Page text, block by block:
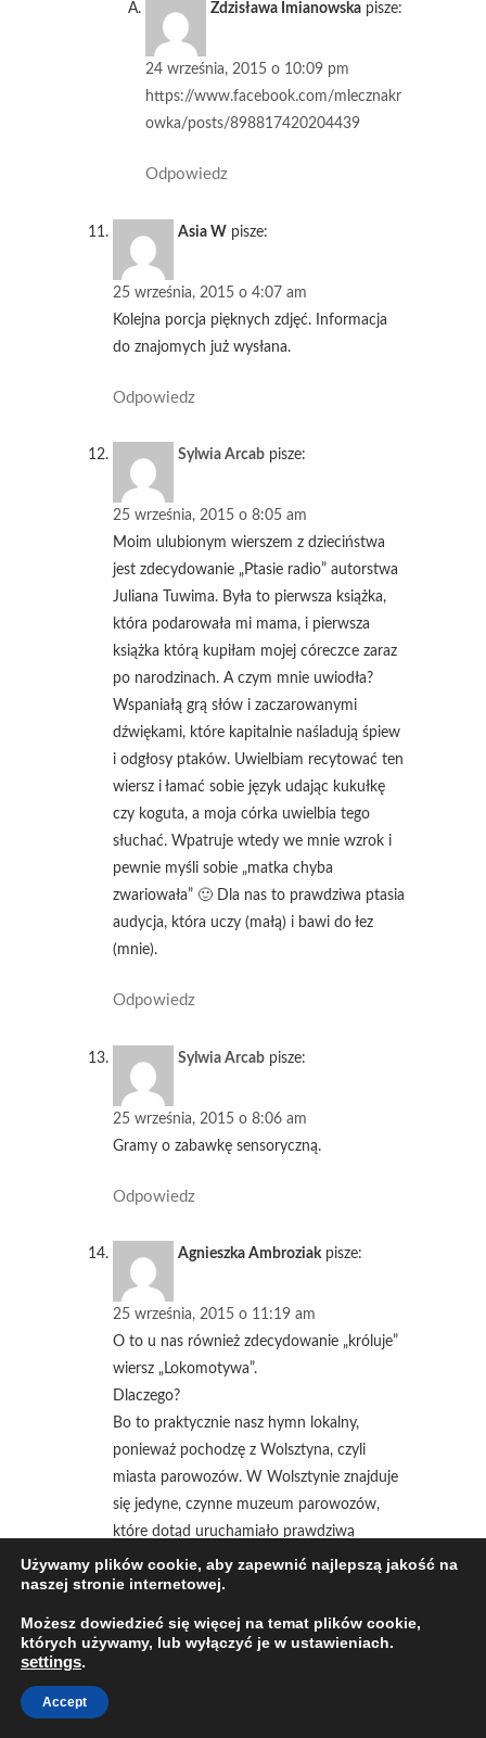
Zdzisława Imianowska pisze:
24 września, 2015 o 10:09 pm
https://www.facebook.com/mlecznakr
owka/posts/898817420204439
Odpowiedz
Asia W pisze:
25 września, 2015 o 4:07 am
Kolejna porcja pięknych zdjęć. Informacja
do znajomych już wysłana.
Odpowiedz
Sylwia Arcab pisze:
25 września, 2015 o 8:05 am
Moim ulubionym wierszem z dzieciństwa
jest zdecydowanie „Ptasie radio” autorstwa
Juliana Tuwima. Była to pierwsza książka,
która podarowała mi mama, i pierwsza
książka którą kupiłam mojej córeczce zaraz
po narodzinach. A czym mnie uwiodła?
Wspaniałą grą słów i zaczarowanymi
dźwiękami, które kapitalnie naśladują śpiew
i odgłosy ptaków. Uwielbiam recytować ten
wiersz i łamać sobie język udając kukułkę
czy koguta, a moja córka uwielbia tego
słuchać. Wpatruje wtedy we mnie wzrok i
pewnie myśli sobie „matka chyba
zwariowała” 🙂 Dla nas to prawdziwa ptasia
audycja, która uczy (małą) i bawi do łez
(mnie).
Odpowiedz
Sylwia Arcab pisze:
25 września, 2015 o 8:06 am
Gramy o zabawkę sensoryczną.
Odpowiedz
Agnieszka Ambroziak pisze:
25 września, 2015 o 11:19 am
O to u nas również zdecydowanie „króluje”
wiersz „Lokomotywa”.
Dlaczego?
Bo to praktycznie nasz hymn lokalny,
ponieważ pochodzę z Wolsztyna, czyli
miasta parowozów. W Wolsztynie znajduje
się jedyne, czynne muzeum parowozów,
które dotąd uruchamiało prawdziwą
lokomotywę na regularnej linii Poznań-
Wolsztyn :). I pomimo, że moje półroczne
maleństwo jeszcze nie potrafi mówić, to z
zaciekawieniem słucha wiersza.
Używamy plików cookie, aby zapewnić najlepszą jakość na
naszej stronie internetowej.
Możesz dowiedzieć się więcej na temat plików cookie,
których używamy, lub wyłączyć je w ustawieniach.
settings.
Accept